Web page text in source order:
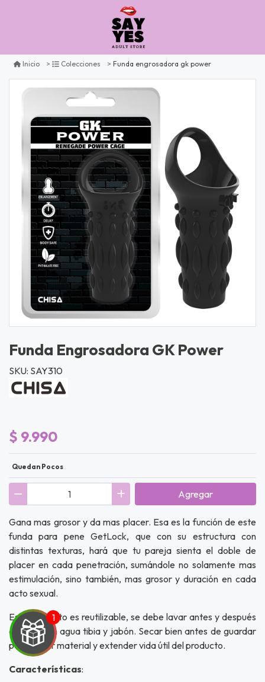
Inicio Colecciones Funda engrosadora gk power
Funda Engrosadora GK Power
SKU: SAY310
$ 9.990
Quedan Pocos
Agregar
Gana mas grosor y da mas placer. Esa es la función de este
funda para pene GetLock, que con su estructura con
distintas texturas, hará que tu pareja sienta el doble de
placer en cada penetración, sumándole no solamente mas
estimulación, sino también, mas grosor y duración en cada
acto sexual.
Este producto es reutilizable, se debe lavar antes y después
de usar con agua tibia y jabón. Secar bien antes de guardar
para cuidar material y extender vida útil del producto.
Características: